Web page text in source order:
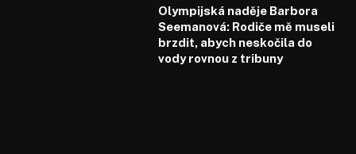
Olympijská naděje Barbora
Seemanová: Rodiče mě museli
brzdit, abych neskočila do
vody rovnou z tribuny